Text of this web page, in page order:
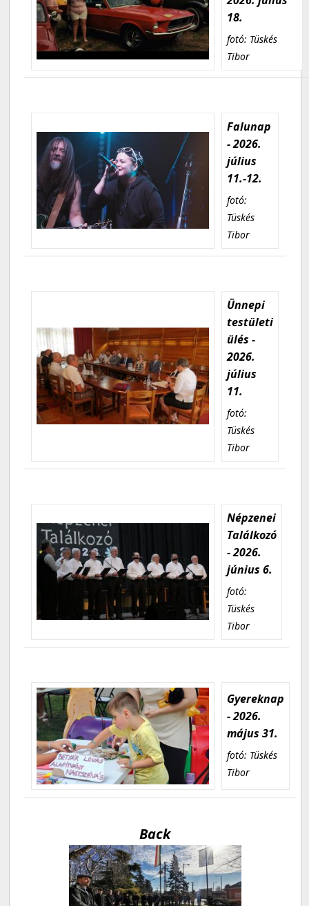
18.
fotó: Tüskés
Tibor
Falunap
- 2026.
július
11.-12.
fotó:
Tüskés
Tibor
Ünnepi
testületi
ülés -
2026.
július
11.
fotó:
Tüskés
Tibor
Népzenei
Találkozó
- 2026.
június 6.
fotó:
Tüskés
Tibor
Gyereknap
- 2026.
május 31.
fotó: Tüskés
Tibor
Back